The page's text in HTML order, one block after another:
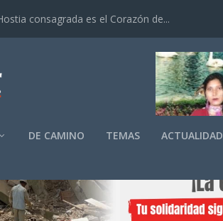
consagrada es el Corazón de...
DE CAMINO TEMAS ACTUALIDAD